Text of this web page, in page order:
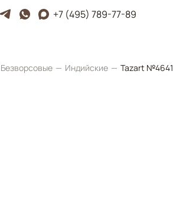
+7 (495) 789-77-89
Безворсовые Индийские Tazart №4641